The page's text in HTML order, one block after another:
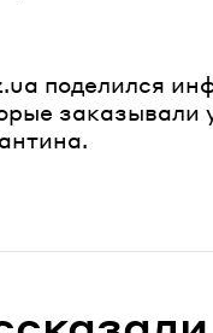
поделился
заказывали